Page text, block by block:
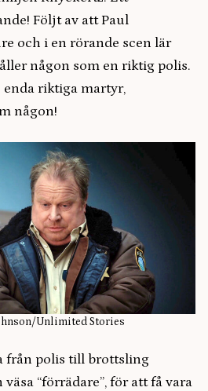
Följt av att Paul
och i en rörande scen lär
någon som en riktig polis.
riktiga martyr,
någon!
Unlimited Stories
från polis till brottsling
“förrädare”, för att få vara